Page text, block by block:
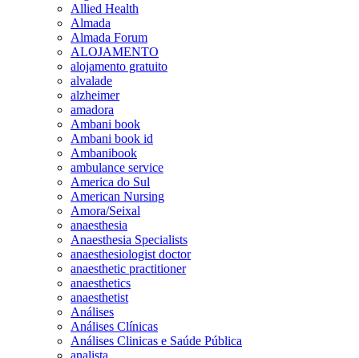
Allied Health
Almada
Almada Forum
ALOJAMENTO
alojamento gratuito
alvalade
alzheimer
amadora
Ambani book
Ambani book id
Ambanibook
ambulance service
America do Sul
American Nursing
Amora/Seixal
anaesthesia
Anaesthesia Specialists
anaesthesiologist doctor
anaesthetic practitioner
anaesthetics
anaesthetist
Análises
Análises Clínicas
Análises Clinicas e Saúde Pública
analista